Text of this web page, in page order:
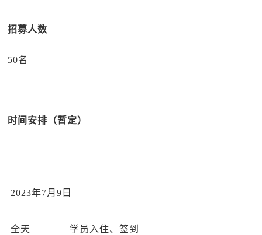
招募人数
50名
时间安排（暂定）
2023年7月9日
全天 学员入住、签到